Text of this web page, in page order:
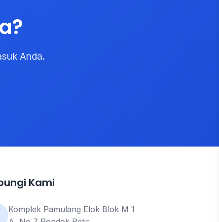
Anda.
Kami
Komplek Pamulang Elok Blok M 1